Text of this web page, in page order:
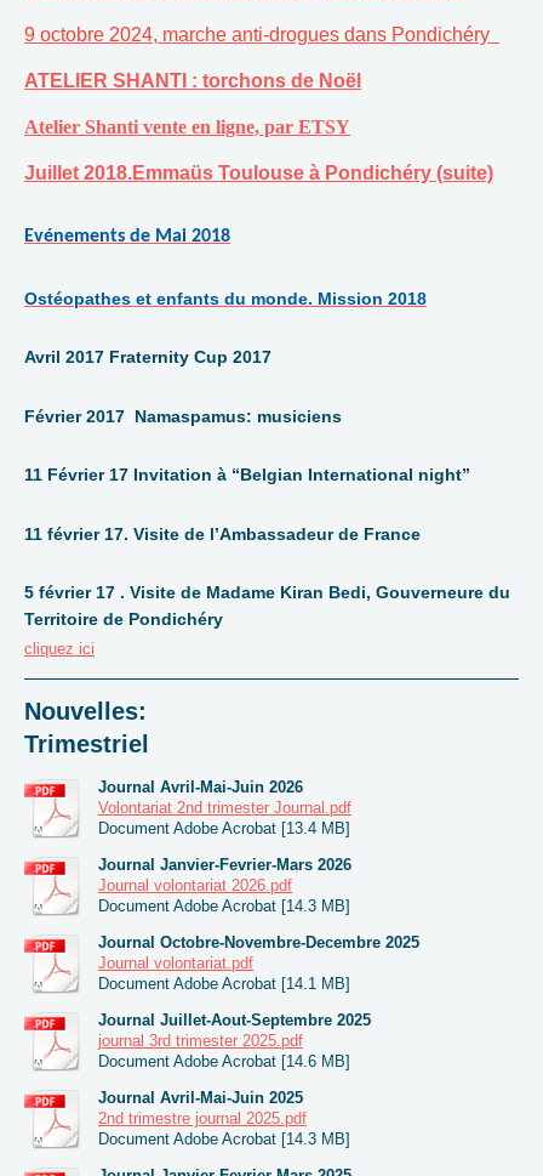
9 octobre 2024, marche anti-drogues dans Pondichéry
ATELIER SHANTI : torchons de Noël
Atelier Shanti vente en ligne, par ETSY
Juillet 2018.Emmaüs Toulouse à Pondichéry (suite)
Evénements de Mai 2018
Ostéopathes et enfants du monde. Mission 2018
Avril 2017 Fraternity Cup 2017
Février 2017 Namaspamus: musiciens
11 Février 17 Invitation à “Belgian International night”
11 février 17. Visite de l’Ambassadeur de France
5 février 17 . Visite de Madame Kiran Bedi, Gouverneure du
Territoire de Pondichéry
cliquez ici
Nouvelles:
Trimestriel
Journal Avril-Mai-Juin 2026
Volontariat 2nd trimester Journal.pdf
Document Adobe Acrobat [13.4 MB]
Journal Janvier-Fevrier-Mars 2026
Journal volontariat 2026.pdf
Document Adobe Acrobat [14.3 MB]
Journal Octobre-Novembre-Decembre 2025
Journal volontariat.pdf
Document Adobe Acrobat [14.1 MB]
Journal Juillet-Aout-Septembre 2025
journal 3rd trimester 2025.pdf
Document Adobe Acrobat [14.6 MB]
Journal Avril-Mai-Juin 2025
2nd trimestre journal 2025.pdf
Document Adobe Acrobat [14.3 MB]